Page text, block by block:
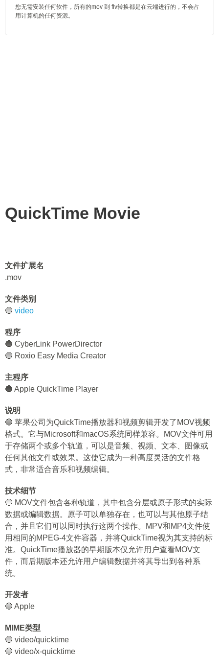
您无需安装任何软件，所有的mov 到 flv转换都是在云端进行的，不会占
用计算机的任何资源。
QuickTime Movie
文件扩展名
.mov
文件类别
🔵 video
程序
🔵 CyberLink PowerDirector
🔵 Roxio Easy Media Creator
主程序
🔵 Apple QuickTime Player
说明
🔵 苹果公司为QuickTime播放器和视频剪辑开发了MOV视频
格式。它与Microsoft和macOS系统同样兼容。MOV文件可用
于存储两个或多个轨道，可以是音频、视频、文本、图像或
任何其他文件或效果。这使它成为一种高度灵活的文件格
式，非常适合音乐和视频编辑。
技术细节
🔵 MOV文件包含各种轨道，其中包含分层或原子形式的实际
数据或编辑数据。原子可以单独存在，也可以与其他原子结
合，并且它们可以同时执行这两个操作。MPV和MP4文件使
用相同的MPEG-4文件容器，并将QuickTime视为其支持的标
准。QuickTime播放器的早期版本仅允许用户查看MOV文
件，而后期版本还允许用户编辑数据并将其导出到各种系
统。
开发者
🔵 Apple
MIME类型
🔵 video/quicktime
🔵 video/x-quicktime